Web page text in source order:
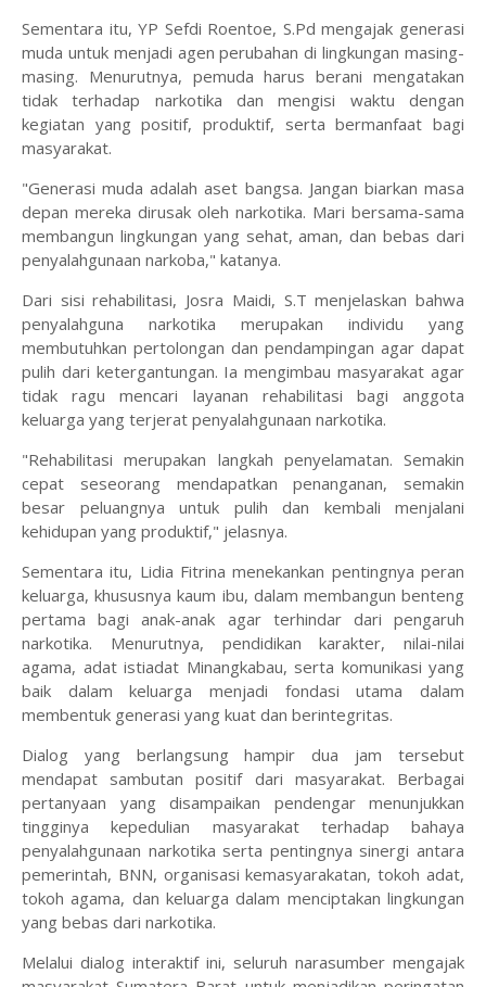
Sementara itu, YP Sefdi Roentoe, S.Pd mengajak generasi
muda untuk menjadi agen perubahan di lingkungan masing-
masing. Menurutnya, pemuda harus berani mengatakan
tidak terhadap narkotika dan mengisi waktu dengan
kegiatan yang positif, produktif, serta bermanfaat bagi
masyarakat.
"Generasi muda adalah aset bangsa. Jangan biarkan masa
depan mereka dirusak oleh narkotika. Mari bersama-sama
membangun lingkungan yang sehat, aman, dan bebas dari
penyalahgunaan narkoba," katanya.
Dari sisi rehabilitasi, Josra Maidi, S.T menjelaskan bahwa
penyalahguna narkotika merupakan individu yang
membutuhkan pertolongan dan pendampingan agar dapat
pulih dari ketergantungan. Ia mengimbau masyarakat agar
tidak ragu mencari layanan rehabilitasi bagi anggota
keluarga yang terjerat penyalahgunaan narkotika.
"Rehabilitasi merupakan langkah penyelamatan. Semakin
cepat seseorang mendapatkan penanganan, semakin
besar peluangnya untuk pulih dan kembali menjalani
kehidupan yang produktif," jelasnya.
Sementara itu, Lidia Fitrina menekankan pentingnya peran
keluarga, khususnya kaum ibu, dalam membangun benteng
pertama bagi anak-anak agar terhindar dari pengaruh
narkotika. Menurutnya, pendidikan karakter, nilai-nilai
agama, adat istiadat Minangkabau, serta komunikasi yang
baik dalam keluarga menjadi fondasi utama dalam
membentuk generasi yang kuat dan berintegritas.
Dialog yang berlangsung hampir dua jam tersebut
mendapat sambutan positif dari masyarakat. Berbagai
pertanyaan yang disampaikan pendengar menunjukkan
tingginya kepedulian masyarakat terhadap bahaya
penyalahgunaan narkotika serta pentingnya sinergi antara
pemerintah, BNN, organisasi kemasyarakatan, tokoh adat,
tokoh agama, dan keluarga dalam menciptakan lingkungan
yang bebas dari narkotika.
Melalui dialog interaktif ini, seluruh narasumber mengajak